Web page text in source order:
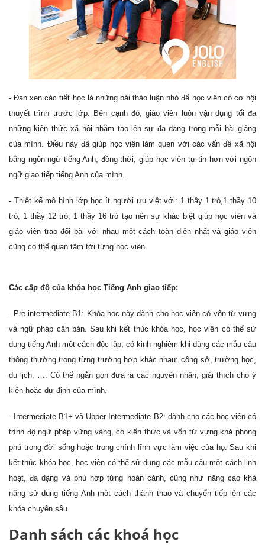
- Đan xen các tiết học là những bài thảo luận nhỏ để học viên có cơ hội
thuyết trình trước lớp. Bên cạnh đó, giáo viên luôn vận dụng tối đa
những kiến thức xã hội nhằm tạo lên sự đa dạng trong mỗi bài giảng
của mình. Điều này đã giúp học viên làm quen với các vấn đề xã hội
bằng ngôn ngữ tiếng Anh, đồng thời, giúp học viên tự tin hơn với ngôn
ngữ giao tiếp tiếng Anh của mình.
- Thiết kế mô hình lớp học ít người ưu việt với: 1 thầy 1 trò,1 thầy 10
trò, 1 thầy 12 trò, 1 thầy 16 trò tạo nên sự khác biệt giúp học viên và
giáo viên trao đổi bài với nhau một cách toàn diện nhất và giáo viên
cũng có thể quan tâm tới từng học viên.
Các cấp độ của khóa học Tiếng Anh giao tiếp:
- Pre-intermediate B1: Khóa học này dành cho học viên có vốn từ vựng
và ngữ pháp căn bản. Sau khi kết thúc khóa học, học viên có thể sử
dụng tiếng Anh một cách độc lập, có kinh nghiệm khi dùng các mẫu câu
thông thường trong từng trường hợp khác nhau: công sở, trường học,
du lịch, …. Có thể ngắn gọn đưa ra các nguyên nhân, giải thích cho ý
kiến hoặc dự định của mình.
- Intermediate B1+ và Upper Intermediate B2: dành cho các học viên có
trình độ ngữ pháp vững vàng, có kiến thức và vốn từ vựng khá phong
phú trong đời sống hoặc trong chính lĩnh vực làm việc của họ. Sau khi
kết thúc khóa học, học viên có thể sử dụng các mẫu câu một cách linh
hoạt, đa dạng và phù hợp từng hoàn cảnh, cũng như nâng cao khả
năng sử dụng tiếng Anh một cách thành thạo và chuyển tiếp lên các
khóa chuyên sâu.
Danh sách các khoá học